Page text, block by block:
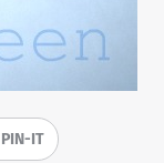
PIN-IT